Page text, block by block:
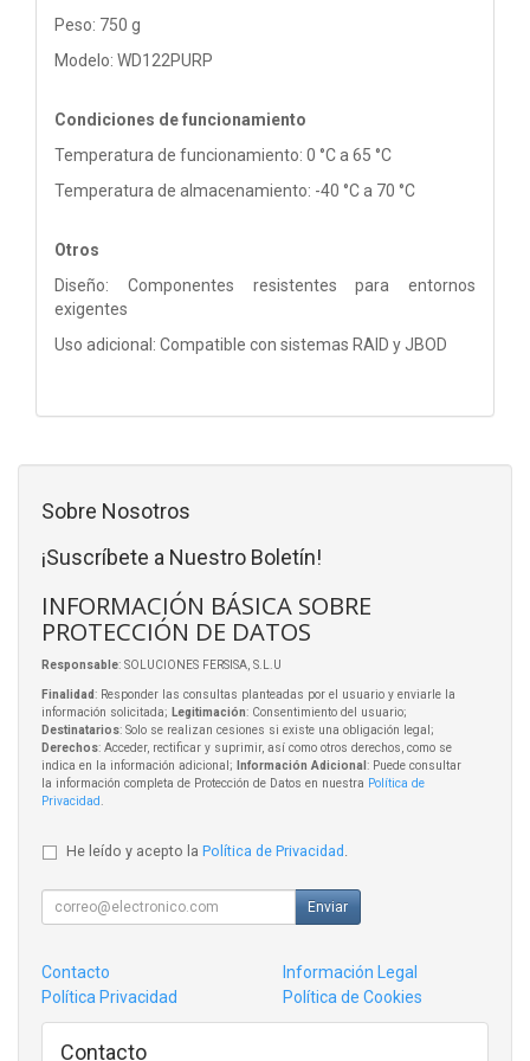
Peso: 750 g
Modelo: WD122PURP
Condiciones de funcionamiento
Temperatura de funcionamiento: 0 °C a 65 °C
Temperatura de almacenamiento: -40 °C a 70 °C
Otros
Diseño: Componentes resistentes para entornos
exigentes
Uso adicional: Compatible con sistemas RAID y JBOD
Sobre Nosotros
¡Suscríbete a Nuestro Boletín!
INFORMACIÓN BÁSICA SOBRE
PROTECCIÓN DE DATOS
Responsable: SOLUCIONES FERSISA, S.L.U
Finalidad: Responder las consultas planteadas por el usuario y enviarle la
información solicitada; Legitimación: Consentimiento del usuario;
Destinatarios: Solo se realizan cesiones si existe una obligación legal;
Derechos: Acceder, rectificar y suprimir, así como otros derechos, como se
indica en la información adicional;
Información Adicional : Puede consultar
la información completa de Protección de Datos en nuestra Política de
Privacidad
He leído y acepto la Política de Privacidad
Enviar
Contacto
Información Legal
Política Privacidad
Política de Cookies
Contacto